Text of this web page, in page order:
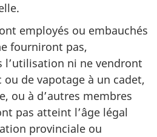
employés ou embauchés
fourniront pas,
l’utilisation ni ne vendront
de vapotage à un cadet,
ou à d’autres membres
pas atteint l’âge légal
provinciale ou